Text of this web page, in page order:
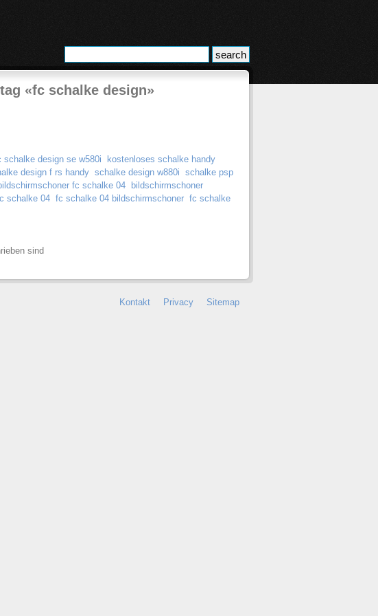
«fc schalke design»
schalke design se w580i
kostenloses schalke handy
design f rs handy schalke design w880i schalke psp
fc schalke 04
bildschirmschoner
schalke 04 fc schalke 04 bildschirmschoner fc schalke
sind
Kontakt Privacy Sitemap